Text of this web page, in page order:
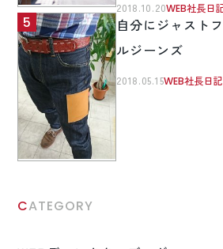
2018.10.20WEB社長日
自分にジャスト
ルジーンズ
2018.05.15WEB社長日記
CATEGORY